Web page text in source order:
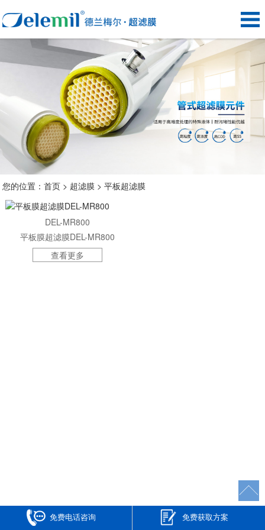
您的位置：首页 > 超滤膜 >平板超滤膜
DEL-MR800
平板膜超滤膜DEL-MR800
查看更多
免费电话咨询 免费获取方案